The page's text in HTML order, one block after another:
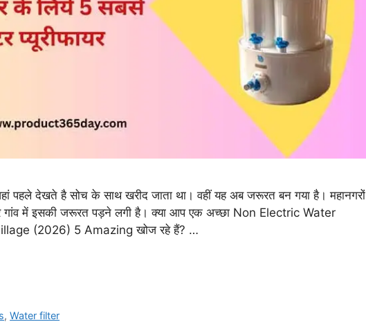
जहां पहले देखते है सोच के साथ खरीद जाता था। वहीं यह अब जरूरत बन गया है। महानगरों
में इसकी जरूरत पड़ने लगी है। क्या आप एक अच्छा Non Electric Water
(2026) 5 Amazing खोज रहे हैं? …
,Water filter